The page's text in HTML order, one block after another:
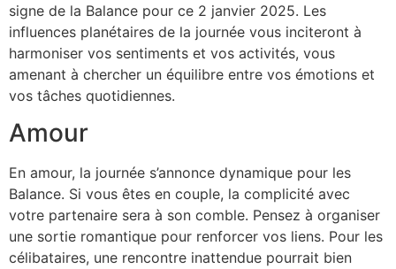
signe de la Balance pour ce 2 janvier 2025. Les
influences planétaires de la journée vous inciteront à
harmoniser vos sentiments et vos activités, vous
amenant à chercher un équilibre entre vos émotions et
vos tâches quotidiennes.
Amour
En amour, la journée s’annonce dynamique pour les
Balance. Si vous êtes en couple, la complicité avec
votre partenaire sera à son comble. Pensez à organiser
une sortie romantique pour renforcer vos liens. Pour les
célibataires, une rencontre inattendue pourrait bien